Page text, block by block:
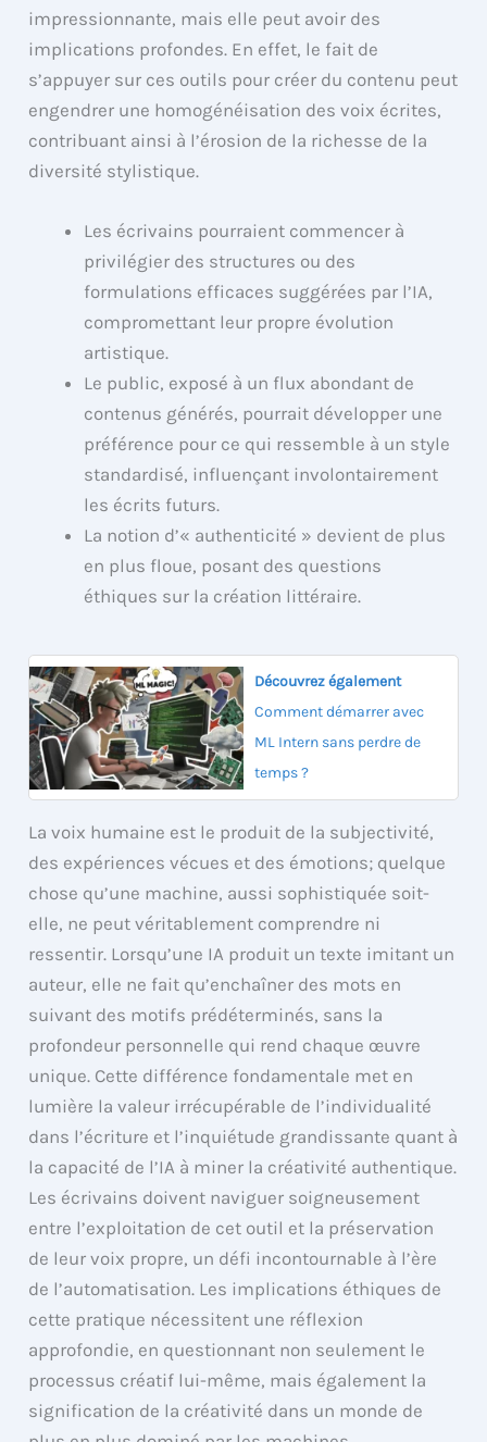
impressionnante, mais elle peut avoir des
implications profondes. En effet, le fait de
s’appuyer sur ces outils pour créer du contenu peut
engendrer une homogénéisation des voix écrites,
contribuant ainsi à l’érosion de la richesse de la
diversité stylistique.
Les écrivains pourraient commencer à
privilégier des structures ou des
formulations efficaces suggérées par l’IA,
compromettant leur propre évolution
artistique.
Le public, exposé à un flux abondant de
contenus générés, pourrait développer une
préférence pour ce qui ressemble à un style
standardisé, influençant involontairement
les écrits futurs.
La notion d’« authenticité » devient de plus
en plus floue, posant des questions
éthiques sur la création littéraire.
Découvrez également
Comment démarrer avec
ML Intern sans perdre de
temps ?
La voix humaine est le produit de la subjectivité,
des expériences vécues et des émotions; quelque
chose qu’une machine, aussi sophistiquée soit-
elle, ne peut véritablement comprendre ni
ressentir. Lorsqu’une IA produit un texte imitant un
auteur, elle ne fait qu’enchaîner des mots en
suivant des motifs prédéterminés, sans la
profondeur personnelle qui rend chaque œuvre
unique. Cette différence fondamentale met en
lumière la valeur irrécupérable de l’individualité
dans l’écriture et l’inquiétude grandissante quant à
la capacité de l’IA à miner la créativité authentique.
Les écrivains doivent naviguer soigneusement
entre l’exploitation de cet outil et la préservation
de leur voix propre, un défi incontournable à l’ère
de l’automatisation. Les implications éthiques de
cette pratique nécessitent une réflexion
approfondie, en questionnant non seulement le
processus créatif lui-même, mais également la
signification de la créativité dans un monde de